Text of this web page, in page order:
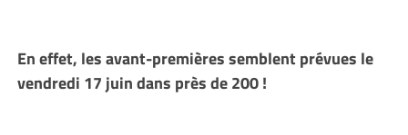
En effet, les avant-premières semblent prévues le
vendredi 17 juin dans près de 200 !